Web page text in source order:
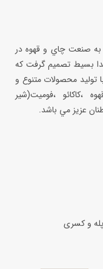
بخشيدن به صنعت چاي و قهوه در
بسيط تصميم گرفت كه
توليد محصولات متنوع و
،فوميت(شير
عزيز مي باشد.